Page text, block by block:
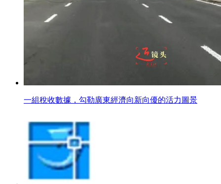
一組稅收數據，勾勒廣東經濟向新向優的活力圖景